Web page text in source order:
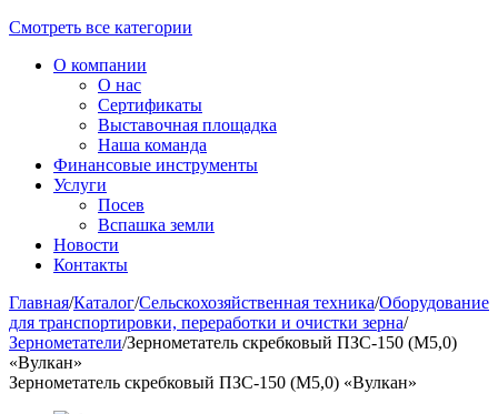
Смотреть все категории
О компании
О нас
Сертификаты
Выставочная площадка
Наша команда
Финансовые инструменты
Услуги
Посев
Вспашка земли
Новости
Контакты
Главная/Каталог/Сельскохозяйственная техника/Оборудование
для транспортировки, переработки и очистки зерна/
Зернометатели/Зернометатель скребковый ПЗС-150 (М5,0)
«Вулкан»
Зернометатель скребковый ПЗС-150 (М5,0) «Вулкан»